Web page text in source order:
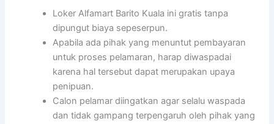
Loker Alfamart Barito Kuala ini gratis tanpa
dipungut biaya sepeserpun.
Apabila ada pihak yang menuntut pembayaran
untuk proses pelamaran, harap diwaspadai
karena hal tersebut dapat merupakan upaya
penipuan.
Calon pelamar diingatkan agar selalu waspada
dan tidak gampang terpengaruh oleh pihak yang